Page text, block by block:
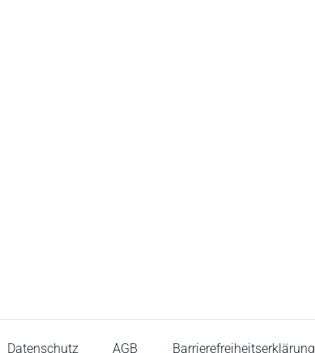
Datenschutz AGB Barrierefreiheitserklärung